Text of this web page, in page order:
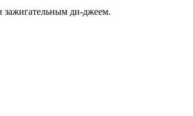
зажигательным ди-джеем.